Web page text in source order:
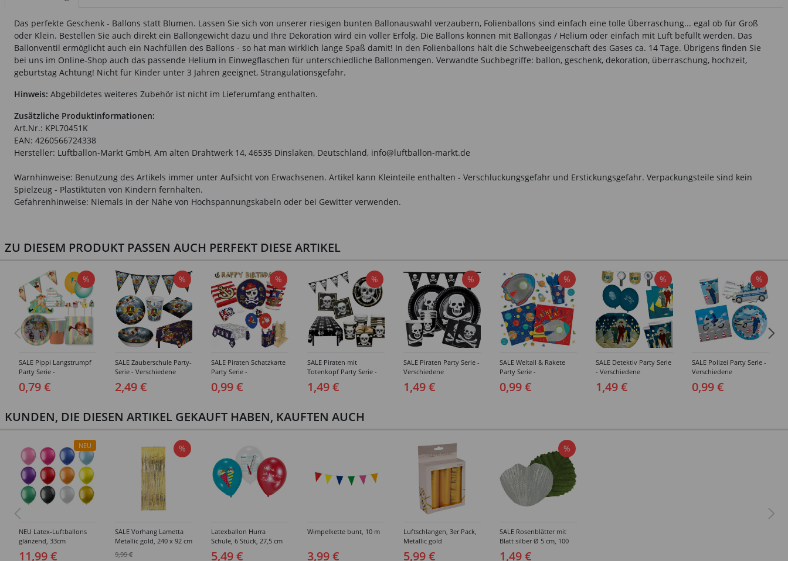
Das perfekte Geschenk - Ballons statt Blumen. Lassen Sie sich von unserer riesigen bunten Ballonauswahl verzaubern, Folienballons sind einfach eine tolle Überraschung... egal ob für Groß
oder Klein. Bestellen Sie auch direkt ein Ballongewicht dazu und Ihre Dekoration wird ein voller Erfolg. Die Ballons können mit Ballongas / Helium oder einfach mit Luft befüllt werden. Das
Ballonventil ermöglicht auch ein Nachfüllen des Ballons - so hat man wirklich lange Spaß damit! In den Folienballons hält die Schwebeeigenschaft des Gases ca. 14 Tage. Übrigens finden Sie
bei uns im Online-Shop auch das passende Helium in Einwegflaschen für unterschiedliche Ballonmengen. Verwandte Suchbegriffe: ballon, geschenk, dekoration, überraschung, hochzeit,
geburtstag Achtung! Nicht für Kinder unter 3 Jahren geeignet, Strangulationsgefahr.
Hinweis: Abgebildetes weiteres Zubehör ist nicht im Lieferumfang enthalten.
Zusätzliche Produktinformationen:
Art.Nr.: KPL70451K
EAN: 4260566724338
Hersteller: Luftballon-Markt GmbH, Am alten Drahtwerk 14, 46535 Dinslaken, Deutschland, info@luftballon-markt.de
Warnhinweise: Benutzung des Artikels immer unter Aufsicht von Erwachsenen. Artikel kann Kleinteile enthalten - Verschluckungsgefahr und Erstickungsgefahr. Verpackungsteile sind kein
Spielzeug - Plastiktüten von Kindern fernhalten.
Gefahrenhinweise: Niemals in der Nähe von Hochspannungskabeln oder bei Gewitter verwenden.
ZU DIESEM PRODUKT PASSEN AUCH PERFEKT DIESE ARTIKEL
%
SALE Pippi Langstrumpf
Party Serie -
Verschiedene
Geburtstagsartikel
0,79 €
%
SALE Zauberschule Party-
Serie - Verschiedene
Zauberer-Party-Artikel
2,49 €
%
SALE Piraten Schatzkarte
Party Serie -
Verschiedene
Geburtstagsartikel
0,99 €
%
SALE Piraten mit
Totenkopf Party Serie -
Verschiedene
Geburtstagsartikel
1,49 €
%
SALE Piraten Party Serie -
Verschiedene
Geburtstagsartikel
1,49 €
%
SALE Weltall & Rakete
Party Serie -
Verschiedene
Geburtstagsartikel
0,99 €
%
SALE Detektiv Party Serie
- Verschiedene
Geburtstagsartikel
1,49 €
%
SALE Polizei Party Serie -
Verschiedene
Geburtstagsartikel
0,99 €
KUNDEN, DIE DIESEN ARTIKEL GEKAUFT HABEN, KAUFTEN AUCH
NEU
NEU Latex-Luftballons
glänzend, 33cm
Durchmesser, 50er-Pack,
11,99 €
%
SALE Vorhang Lametta
Metallic gold, 240 x 92 cm
9,99 €
Latexballon Hurra
Schule, 6 Stück, 27,5 cm
5,49 €
Wimpelkette bunt, 10 m
3,99 €
Luftschlangen, 3er Pack,
Metallic gold
5,99 €
%
SALE Rosenblätter mit
Blatt silber Ø 5 cm, 100
Stk.
1,49 €